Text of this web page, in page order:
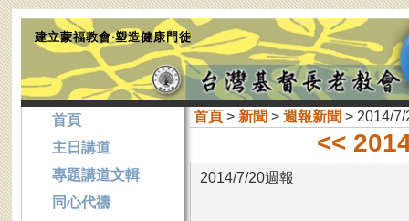
建立蒙福教會‧塑造健康門徒
首頁> 新聞 > 週報新聞 > 2014/7/
<<
2014/7/20週報
首頁
主日講道
專題講道文輯
同心代禱